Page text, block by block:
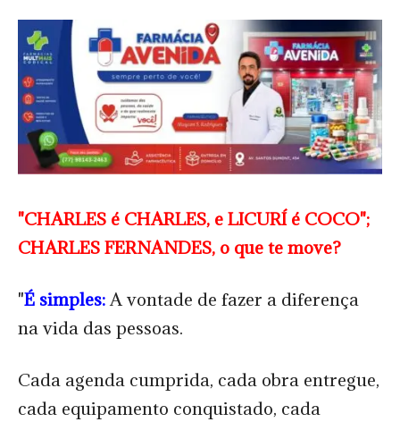
"CHARLES é CHARLES, e LICURÍ é COCO";
CHARLES FERNANDES, o que te move?
"É simples:A vontade de fazer a diferença
na vida das pessoas.
Cada agenda cumprida, cada obra entregue,
cada equipamento conquistado, cada